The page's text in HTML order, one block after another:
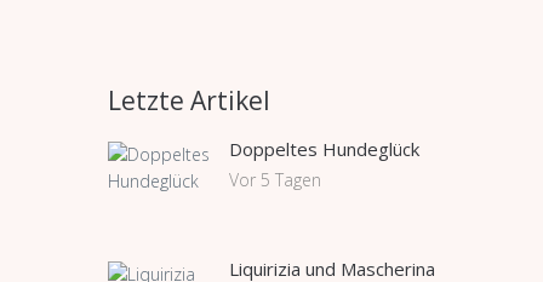
Letzte Artikel
Doppeltes Hundeglück
Vor 5 Tagen
Liquirizia und Mascherina